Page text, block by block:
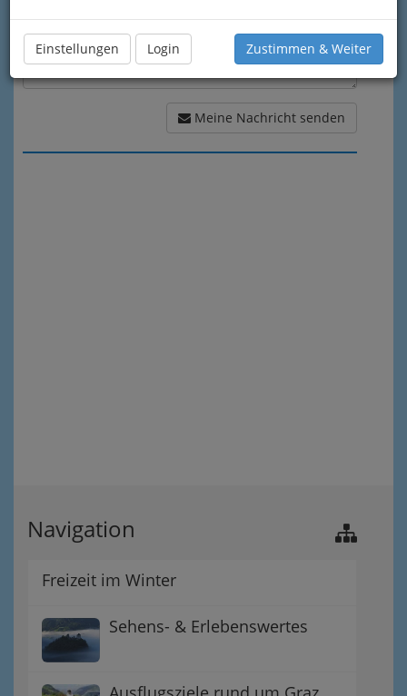
Einstellungen Login Zustimmen & Weiter
Meine Nachricht senden
Navigation
Freizeit im Winter
Sehens- & Erlebenswertes